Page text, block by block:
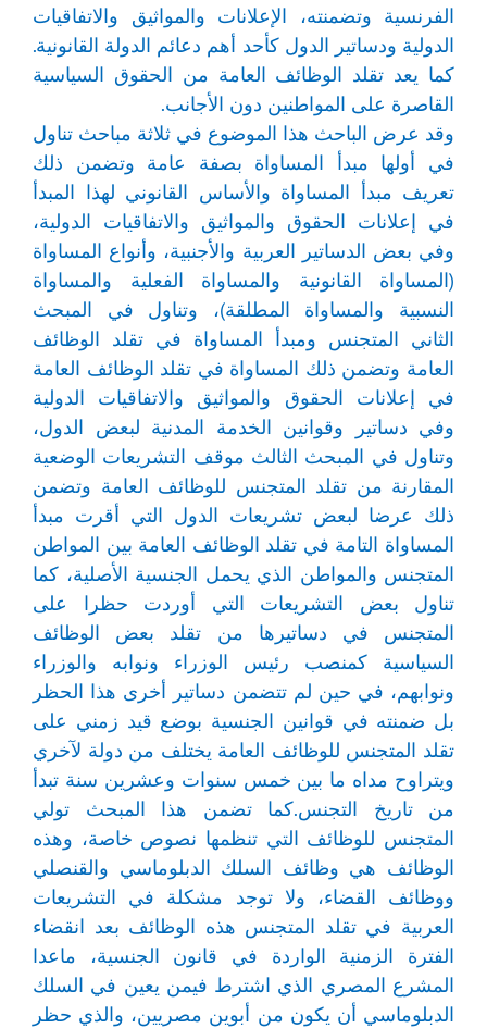
الفرنسية وتضمنته، الإعلانات والمواثيق والاتفاقيات
الدولية ودساتير الدول كأحد أهم دعائم الدولة القانونية.
كما يعد تقلد الوظائف العامة من الحقوق السياسية
القاصرة على المواطنين دون الأجانب.
وقد عرض الباحث هذا الموضوع في ثلاثة مباحث تناول
في أولها مبدأ المساواة بصفة عامة وتضمن ذلك
تعريف مبدأ المساواة والأساس القانوني لهذا المبدأ
في إعلانات الحقوق والمواثيق والاتفاقيات الدولية،
وفي بعض الدساتير العربية والأجنبية، وأنواع المساواة
(المساواة القانونية والمساواة الفعلية والمساواة
النسبية والمساواة المطلقة)، وتناول في المبحث
الثاني المتجنس ومبدأ المساواة في تقلد الوظائف
العامة وتضمن ذلك المساواة في تقلد الوظائف العامة
في إعلانات الحقوق والمواثيق والاتفاقيات الدولية
وفي دساتير وقوانين الخدمة المدنية لبعض الدول،
وتناول في المبحث الثالث موقف التشريعات الوضعية
المقارنة من تقلد المتجنس للوظائف العامة وتضمن
ذلك عرضا لبعض تشريعات الدول التي أقرت مبدأ
المساواة التامة في تقلد الوظائف العامة بين المواطن
المتجنس والمواطن الذي يحمل الجنسية الأصلية، كما
تناول بعض التشريعات التي أوردت حظرا على
المتجنس في دساتيرها من تقلد بعض الوظائف
السياسية كمنصب رئيس الوزراء ونوابه والوزراء
ونوابهم، في حين لم تتضمن دساتير أخرى هذا الحظر
بل ضمنته في قوانين الجنسية بوضع قيد زمني على
تقلد المتجنس للوظائف العامة يختلف من دولة لآخري
ويتراوح مداه ما بين خمس سنوات وعشرين سنة تبدأ
من تاريخ التجنس.كما تضمن هذا المبحث تولي
المتجنس للوظائف التي تنظمها نصوص خاصة، وهذه
الوظائف هي وظائف السلك الدبلوماسي والقنصلي
ووظائف القضاء، ولا توجد مشكلة في التشريعات
العربية في تقلد المتجنس هذه الوظائف بعد انقضاء
الفترة الزمنية الواردة في قانون الجنسية، ماعدا
المشرع المصري الذي اشترط فيمن يعين في السلك
الدبلوماسي أن يكون من أبوين مصريين، والذي حظر